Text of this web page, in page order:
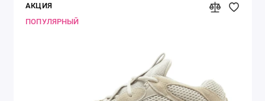
АКЦИЯ
ПОПУЛЯРНЫЙ